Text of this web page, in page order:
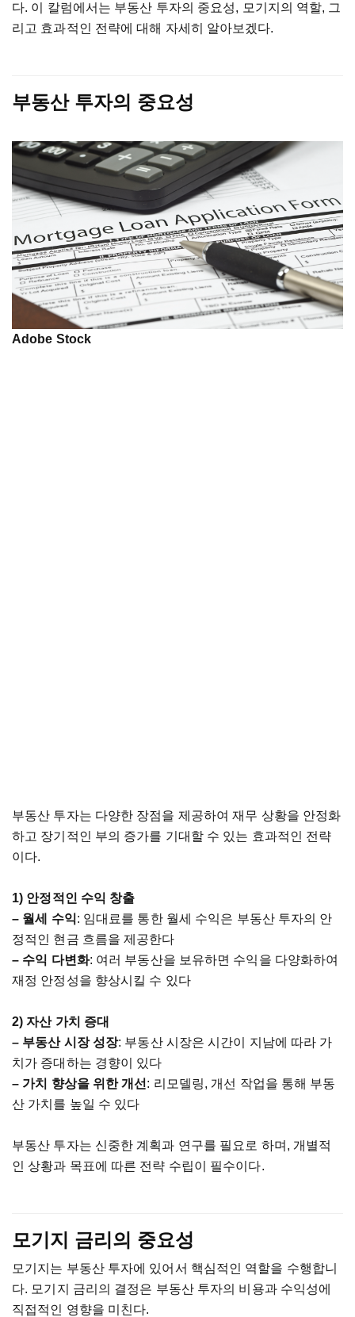
다. 이 칼럼에서는 부동산 투자의 중요성, 모기지의 역할, 그
리고 효과적인 전략에 대해 자세히 알아보겠다.
부동산 투자의 중요성
Adobe Stock
부동산 투자는 다양한 장점을 제공하여 재무 상황을 안정화
하고 장기적인 부의 증가를 기대할 수 있는 효과적인 전략
이다.
1) 안정적인 수익 창출
– 월세 수익: 임대료를 통한 월세 수익은 부동산 투자의 안
정적인 현금 흐름을 제공한다
– 수익 다변화: 여러 부동산을 보유하면 수익을 다양화하여
재정 안정성을 향상시킬 수 있다
2)자산 가치 증대
– 부동산 시장 성장: 부동산 시장은 시간이 지남에 따라 가
치가 증대하는 경향이
있다
– 가치 향상을 위한 개선 : 리모델링, 개선 작업을 통해 부동
산 가치를 높일 수 있다
부동산 투자는 신중한 계획과 연구를 필요로 하며 , 개별적
인 상황과 목표에 따른 전략 수립이 필수이다.
모기지 금리의 중요성
모기지는 부동산 투자에 있어서 핵심적인 역할을 수행합니
다. 모기지 금리의 결정은 부동산 투자의 비용과 수익성에
직접적인 영향을 미친다.